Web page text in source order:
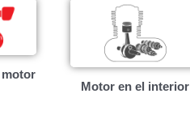
Motor en el interior